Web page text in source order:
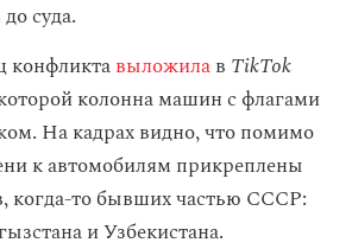
суда.
конфликтавыложилав TikTok
колонна машин с флагами
На кадрах видно, что помимо
к автомобилям прикреплены
когда-то бывших частью СССР:
и Узбекистана.